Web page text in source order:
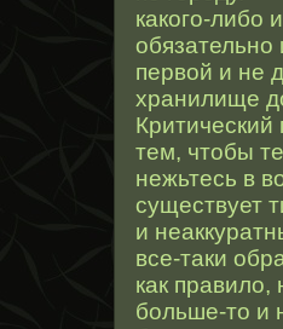
какого-либо
обязательно
первой и не
хранилище
тем, чтобы
нежьтесь в
существует
и
все-таки
как правило,
больше-то и